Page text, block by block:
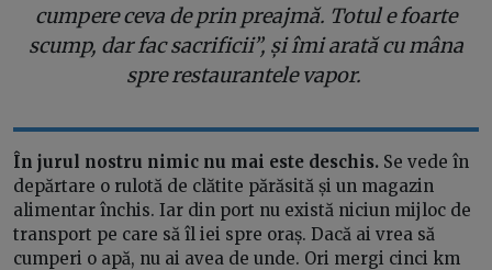
cumpere ceva de prin preajmă. Totul e foarte
scump, dar fac sacrificii”, și îmi arată cu mâna
spre restaurantele vapor.
În jurul nostru nimic nu mai este deschis. Se vede în
depărtare o rulotă de clătite părăsită și un magazin
alimentar închis. Iar din port nu există niciun mijloc de
transport pe care să îl iei spre oraș. Dacă ai vrea să
cumperi o apă, nu ai avea de unde. Ori mergi cinci km